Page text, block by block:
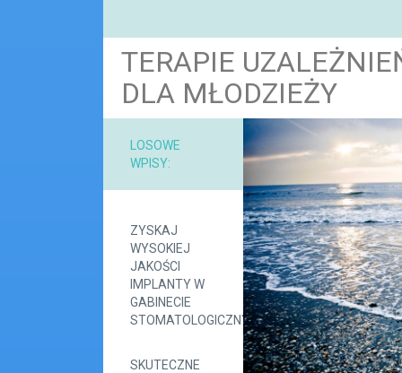
TERAPIE
DLA MŁODZIEŻY
LOSOWE
WPISY:
ZYSKAJ
WYSOKIEJ
JAKOŚCI
IMPLANTY W
GABINECIE
STOMATOLOGICZNYM
SKUTECZNE